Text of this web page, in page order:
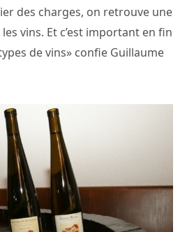
des charges, on retrouve une
vins. Et c’est important en fin
de vins» confie Guillaume